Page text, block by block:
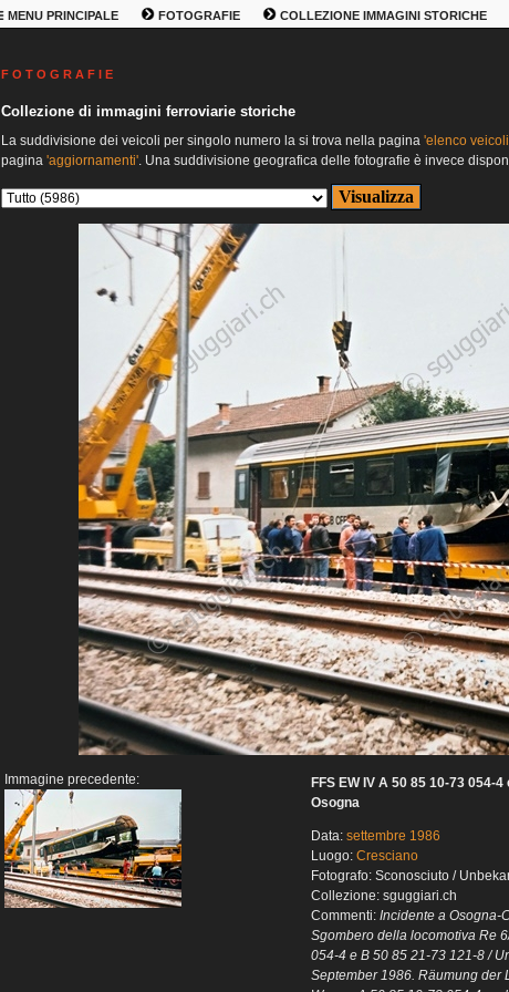
MENU PRINCIPALE FOTOGRAFIE COLLEZIONE IMMAGINI STORICHE
F O T O G R A F I E
Collezione di immagini ferroviarie storiche
La suddivisione dei veicoli per singolo numero la si trova nella pagina 'elenco
pagina 'aggiornamenti'. Una suddivisione geografica delle fotografie è invece
Immagine precedente:
FFS EW IV A 50 85 10-73 054-
Osogna
Data: settembre 1986
Luogo: Cresciano
Fotografo: Sconosciuto /
Collezione: sguggiari.ch
Commenti: Incidente a Osogna-
Sgombero della locomotiva Re
054-4 e B 50 85 21-73 121-8 /
September 1986. Räumung der